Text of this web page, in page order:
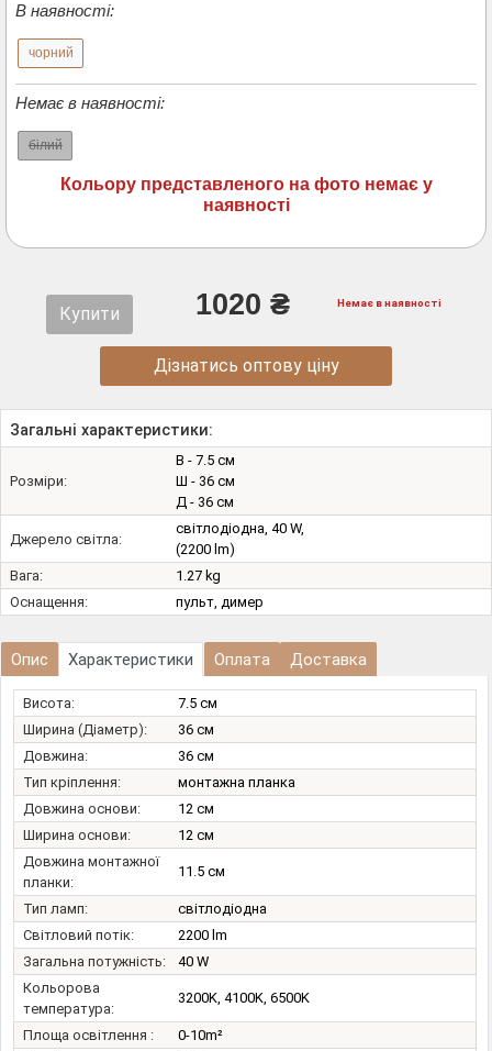
В наявності:
чорний
Немає в наявності:
білий
Кольору представленого на фото немає у
наявності
Купити 1020 ₴ Немає в наявності
Дізнатись оптову ціну
Загальні характеристики:
Розміри:
В - 7.5 см
Ш - 36 см
Д - 36 см
Джерело світла:
світлодіодна, 40 W,
(2200 lm)
Вага:
1.27 kg
Оснащення:
пульт, димер
Опис Характеристики Оплата Доставка
Висота:
7.5 см
Ширина (Діаметр):
36 см
Довжина:
36 см
Тип кріплення:
монтажна планка
Довжина основи:
12 см
Ширина основи:
12 см
Довжина монтажної
планки:
11.5 см
Тип ламп:
світлодіодна
Світловий потік:
2200 lm
Загальна потужність:
40 W
Кольорова
температура:
3200K, 4100K, 6500K
Площа освітлення :
0-10m²